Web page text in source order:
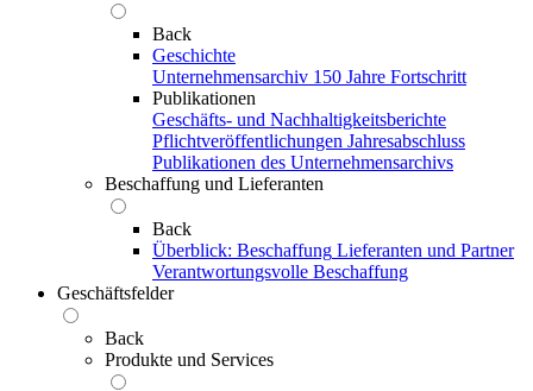
Back
Geschichte
Unternehmensarchiv 150 Jahre Fortschritt
Publikationen
Geschäfts- und Nachhaltigkeitsberichte
Pflichtveröffentlichungen Jahresabschluss
Publikationen des Unternehmensarchivs
Beschaffung und Lieferanten
Back
Überblick: Beschaffung Lieferanten und Partner
Verantwortungsvolle Beschaffung
Geschäftsfelder
Back
Produkte und Services